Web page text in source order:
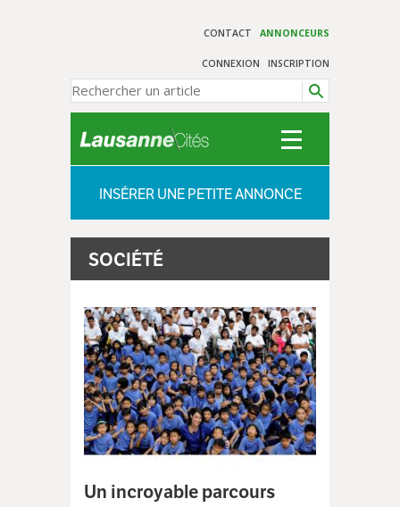
CONTACT ANNONCEURS
CONNEXION INSCRIPTION
INSÉRER UNE PETITE ANNONCE
SOCIÉTÉ
Un incroyable parcours